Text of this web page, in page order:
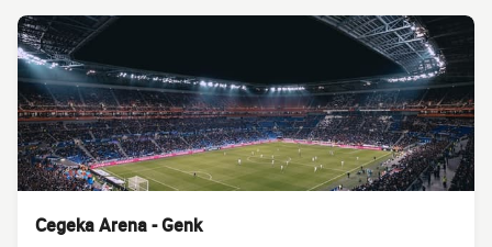
Cegeka Arena - Genk